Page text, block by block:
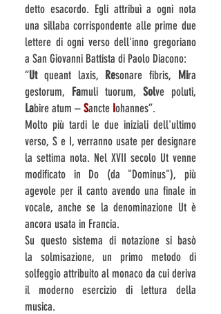
detto esacordo. Egli attribuì a ogni nota
una sillaba corrispondente alle prime due
lettere di ogni verso dell'inno gregoriano
a San Giovanni Battista di Paolo Diacono:
“Utqueant laxis, Resonare fibris, Mira
gestorum,
Famuli tuorum, Solve poluti,
Labire atum – Sancte ohannes”.
Molto più tardi le due iniziali dell'ultimo
verso, S e I, verranno usate per designare
la settima nota. Nel XVII secolo Ut venne
modificato in Do (da "Dominus"), più
agevole per il canto avendo una finale in
vocale, anche se la denominazione Ut è
ancora usata in Francia.
Su questo sistema di notazione si basò
la solmisazione, un primo metodo di
solfeggio attribuito al monaco da cui deriva
il moderno esercizio di lettura della
musica.